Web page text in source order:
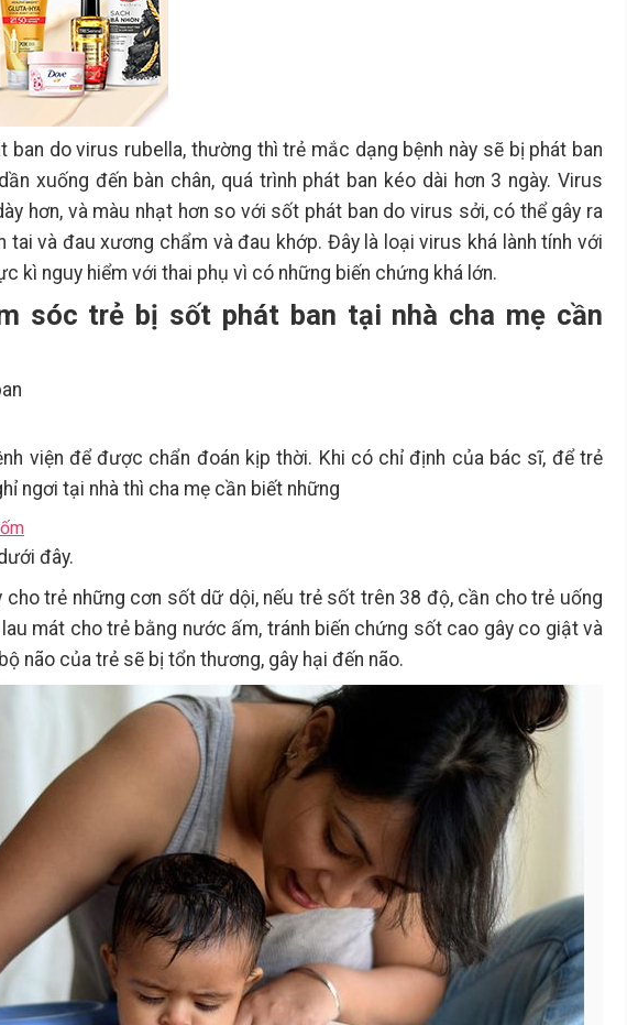
ban do virus rubella, thường thì trẻ mắc dạng bệnh này sẽ bị phát ban
xuống đến bàn chân, quá trình phát ban kéo dài hơn 3 ngày. Virus
hơn, và màu nhạt hơn so với sốt phát ban do virus sởi, có thể gây ra
tai và đau xương chẩm và đau khớp. Đây là loại virus khá lành tính với
kì nguy hiểm với thai phụ vì có những biến chứng khá lớn.
sóc trẻ bị sốt phát ban tại nhà cha mẹ cần
viện để được chẩn đoán kịp thời. Khi có chỉ định của bác sĩ, để trẻ
ngơi tại nhà thì cha mẹ cần biết những
đây.
cho trẻ những cơn sốt dữ dội, nếu trẻ sốt trên 38 độ, cần cho trẻ uống
mát cho trẻ bằng nước ấm, tránh biến chứng sốt cao gây co giật và
não của trẻ sẽ bị tổn thương, gây hại đến não.